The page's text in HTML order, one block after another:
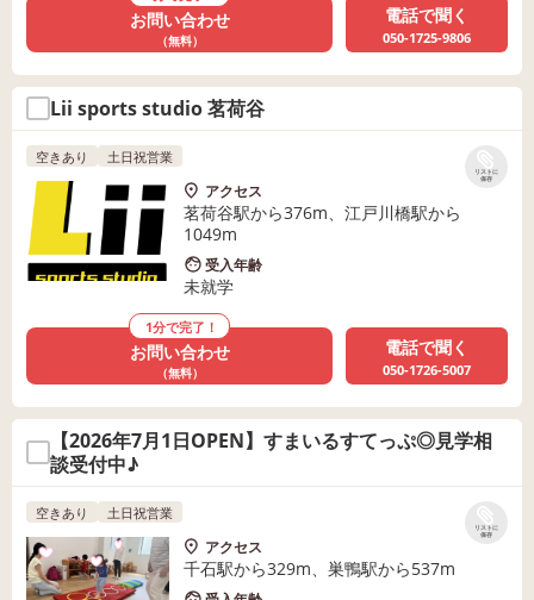
お問い合わせ
（無料）
電話で聞く
050-1725-9806
Lii sports studio 茗荷谷
リストに
保存
空きあり 土日祝営業
アクセス
茗荷谷駅から376m、江戸川橋駅から
1049m
受入年齢
未就学
1分で完了！
お問い合わせ
（無料）
電話で聞く
050-1726-5007
【2026年7月1日OPEN】すまいるすてっぷ◎見学相
談受付中♪
リストに
保存
空きあり 土日祝営業
アクセス
千石駅から329m、巣鴨駅から537m